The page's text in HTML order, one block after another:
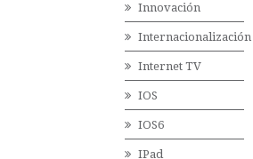
Innovación
Internacionalización
Internet TV
IOS
IOS6
IPad